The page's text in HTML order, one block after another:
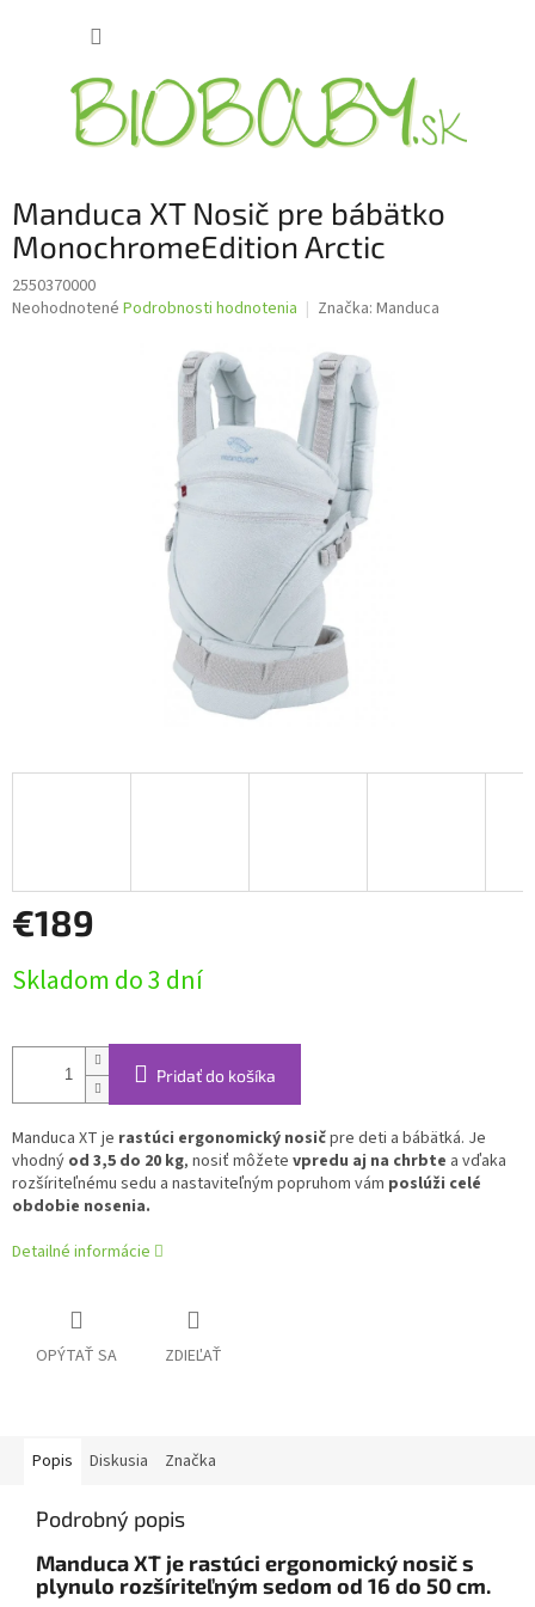
Manduca XT Nosič pre bábätko
MonochromeEdition Arctic
2550370000
Priemerné
Neohodnotené Podrobnosti hodnotenia Značka: Manduca
€189
cena:
Skladom do 3 dní
Pridať do košíka
Manduca XT je rastúci ergonomický nosičpre deti a bábätká. Je
vhodný od 3,5 do 20 kg, nosiť môžete vpredu aj na chrbte a vďaka
rozšíriteľnému sedu a nastaviteľným popruhom vám poslúži celé
obdobie nosenia.
Detailné informácie
OPÝTAŤ SA ZDIEĽAŤ
Popis Diskusia Značka
Podrobný popis
Manduca XT je rastúci ergonomický nosič s
plynulo rozšíriteľným sedom od 16 do 50 cm.